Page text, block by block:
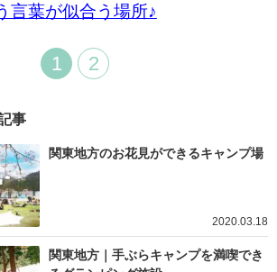
言葉が似合う場所♪
1 2
事
関東地方のお花見ができるキャンプ場
2020.03.18
関東地方｜手ぶらキャンプを満喫でき